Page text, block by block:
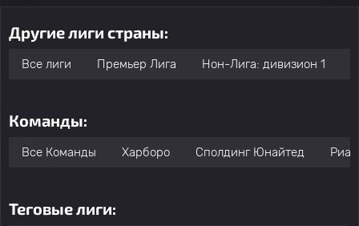
Другие лиги страны:
Все лиги Премьер Лига Нон-Лига: дивизион 1
Команды:
Все Команды Харборо Сполдинг Юнайтед
Теговые лиги: